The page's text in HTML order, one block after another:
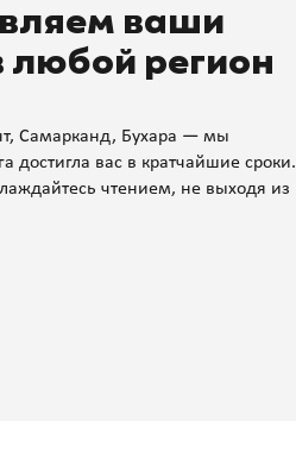
ваши
регион
Самарканд, Бухара — мы
достигла вас в кратчайшие сроки.
чтением, не выходя из